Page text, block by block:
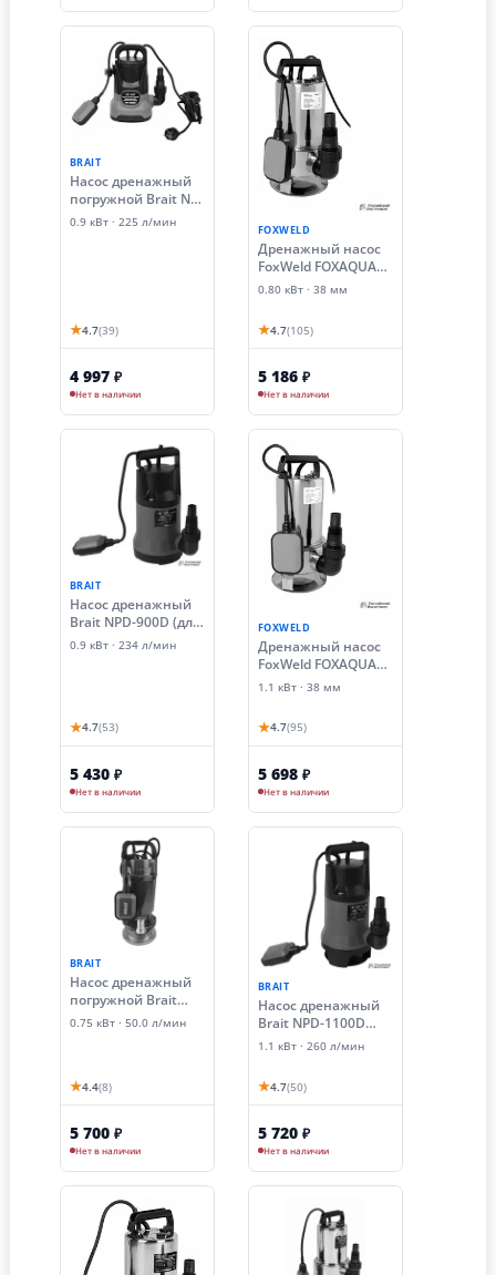
BRAIT
Насос дренажный
погружной Brait ND-
900C ( 0.9 кВт,
0.9 кВт · 225 л/мин
★4.7(39)
4 997 ₽
Нет в наличии
FOXWELD
Дренажный насос
FoxWeld FOXAQUA
DPS-800F (800 Вт)
0.80 кВт · 38 мм
★4.7(105)
5 186 ₽
Нет в наличии
BRAIT
Насос дренажный
Brait NPD-900D (для
грязной воды)
0.9 кВт · 234 л/мин
★4.7(53)
5 430 ₽
Нет в наличии
FOXWELD
Дренажный насос
FoxWeld FOXAQUA
DPS-1100F (1.1 кВт)
1.1 кВт · 38 мм
★4.7(95)
5 698 ₽
Нет в наличии
BRAIT
Насос дренажный
погружной Brait
NPDF- 750G
0.75 кВт · 50.0 л/мин
★4.4(8)
5 700 ₽
Нет в наличии
BRAIT
Насос дренажный
Brait NPD-1100D
(для грязной воды)
1.1 кВт · 260 л/мин
★4.7(50)
5 720 ₽
Нет в наличии